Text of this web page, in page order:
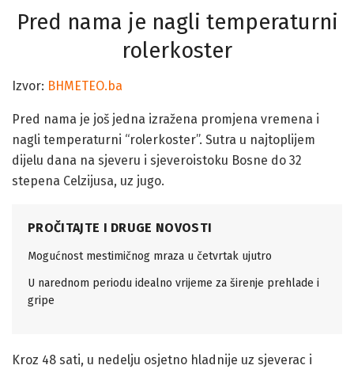
Pred nama je nagli temperaturni
rolerkoster
Izvor: BHMETEO.ba
Pred nama je još jedna izražena promjena vremena i
nagli temperaturni “rolerkoster”. Sutra u najtoplijem
dijelu dana na sjeveru i sjeveroistoku Bosne do 32
stepena Celzijusa, uz jugo.
PROČITAJTE I DRUGE NOVOSTI
Mogućnost mestimičnog mraza u četvrtak ujutro
U narednom periodu idealno vrijeme za širenje prehlade i
gripe
Kroz 48 sati, u nedelju osjetno hladnije uz sjeverac i